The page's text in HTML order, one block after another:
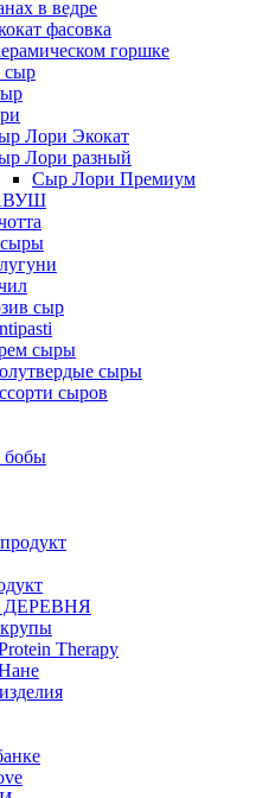
в ведре
фасовка
горшке
сыр
Лори Экокат
Лори разный
Сыр Лори Премиум
сыр
сыры
сыры
сыров
бобы
Therapy